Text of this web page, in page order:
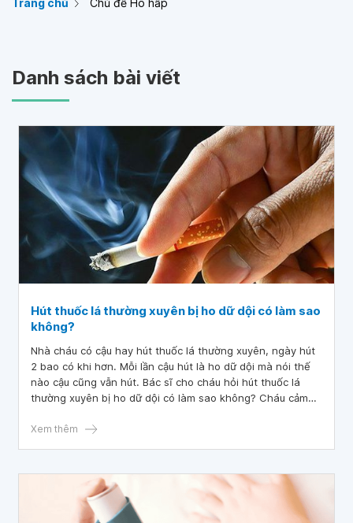
Trang chủ Chủ đề Hô hấp
Danh sách bài viết
Hút thuốc lá thường xuyên bị ho dữ dội có làm sao
không?
Nhà cháu có cậu hay hút thuốc lá thường xuyên, ngày hút
2 bao có khi hơn. Mỗi lần cậu hút là ho dữ dội mà nói thế
nào cậu cũng vẫn hút. Bác sĩ cho cháu hỏi hút thuốc lá
thường xuyên bị ho dữ dội có làm sao không? Cháu cảm
Xem thêm